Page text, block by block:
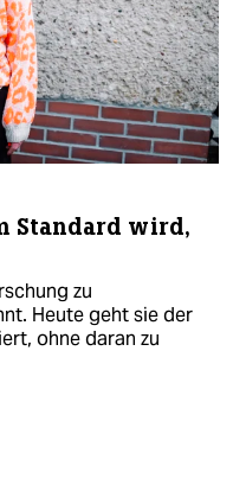
Standard wird,
zu
Heute geht sie der
ohne daran zu